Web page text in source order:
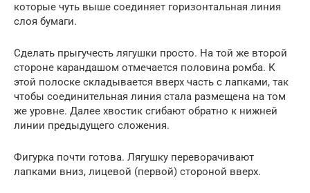
которые чуть выше соединяет горизонтальная линия
слоя бумаги.
Сделать прыгучесть лягушки просто. На той же второй
стороне карандашом отмечается половина ромба. К
этой полоске складывается вверх часть с лапками, так
чтобы соединительная линия стала размещена на том
же уровне. Далее хвостик сгибают обратно к нижней
линии предыдущего сложения.
Фигурка почти готова. Лягушку переворачивают
лапками вниз, лицевой (первой) стороной вверх.